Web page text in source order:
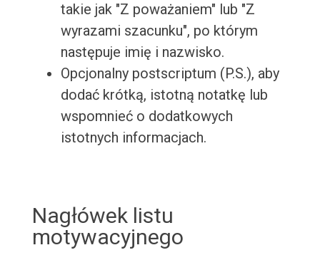
takie jak "Z poważaniem" lub "Z
wyrazami szacunku", po którym
następuje imię i nazwisko.
Opcjonalny postscriptum (P.S.), aby
dodać krótką, istotną notatkę lub
wspomnieć o dodatkowych
istotnych informacjach.
Nagłówek listu
motywacyjnego